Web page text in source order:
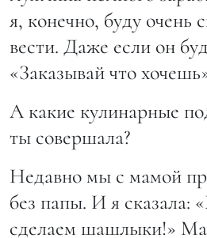
я, конечно, буду очень
вести. Даже если он
«Заказывай что
А какие кулинарные
ты совершала?
Недавно мы с мамой
без папы. И я сказала:
сделаем шашлыки!»